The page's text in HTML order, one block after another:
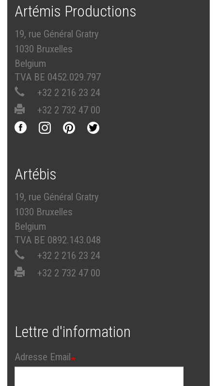
Artémis Productions
19, rue Général Gratry
1030 Bruxelles
Belgium
TVA BE 0452.029.797
+32 2 216 23 24
+32 2 732 47 00
Artébis
19, rue Général Gratry
1030 Bruxelles
Belgium
TVA BE 0892.143.048
+32 2 216 23 24
+32 2 732 47 00
Lettre d'information
Adresse Email